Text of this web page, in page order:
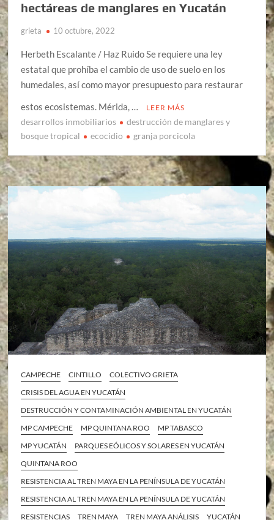
hectáreas de manglares en Yucatán
grieta 10 octubre, 2022
Herbeth Escalante / Haz Ruido Se requiere una ley
estatal que prohíba el cambio de uso de suelo en los
humedales, así como mayor presupuesto para restaurar
estos ecosistemas. Mérida, …
LEER MÁS
desarrollos inmobiliarios
destrucción de manglares y
bosque tropical
ecocidio granja porcicola
CAMPECHE CINTILLO
COLECTIVO GRIETA
CRISIS DEL AGUA EN YUCATÁN
DESTRUCCIÓN Y CONTAMINACIÓN AMBIENTAL EN YUCATÁN
MP CAMPECHE
MP QUINTANA ROO
MP TABASCO
MP YUCATÁN
PARQUES EÓLICOS Y SOLARES EN YUCATÁN
QUINTANA ROO
RESISTENCIA AL TREN MAYA EN LA PENÍNSULA DE YUCATÁN
RESISTENCIA AL TREN MAYA EN LA PENÍNSULA DE YUCATÁN
RESISTENCIAS
TREN MAYA TREN MAYA ANÁLISIS YUCATÁN